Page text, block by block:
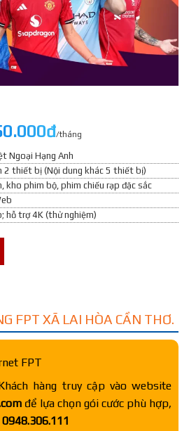
/tháng
Ngoại Hạng Anh
2 thiết bị (Nội dung khác 5 thiết bị)
kho phim bộ, phim chiếu rạp đặc sắc
hỗ trợ 4K (thử nghiệm)
FPT XÃ LAI HÒA CẦN THƠ.
FPT
hàng truy cập vào website
để lựa chọn gói cước phù hợp,
0948.306.111